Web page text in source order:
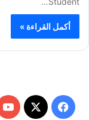
أكمل القراءة »